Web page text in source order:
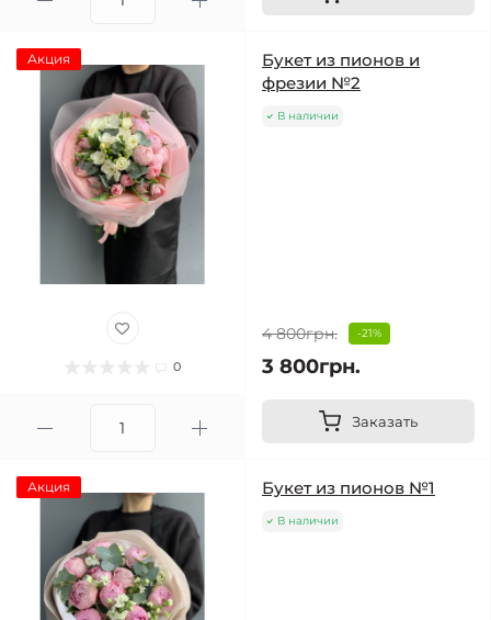
Акция
0
Букет из пионов и
фрезии №2
В наличии
4 800грн. -21%
3 800грн.
Заказать
Акция Букет из пионов №1
В наличии